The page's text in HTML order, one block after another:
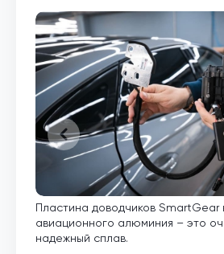
Пластина доводчиков SmartGear
авиационного алюминия – это
надежный сплав.